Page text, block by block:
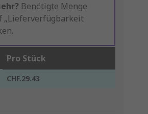
Benötigte Menge
„Lieferverfügbarkeit
Pro Stück
CHF.29.43